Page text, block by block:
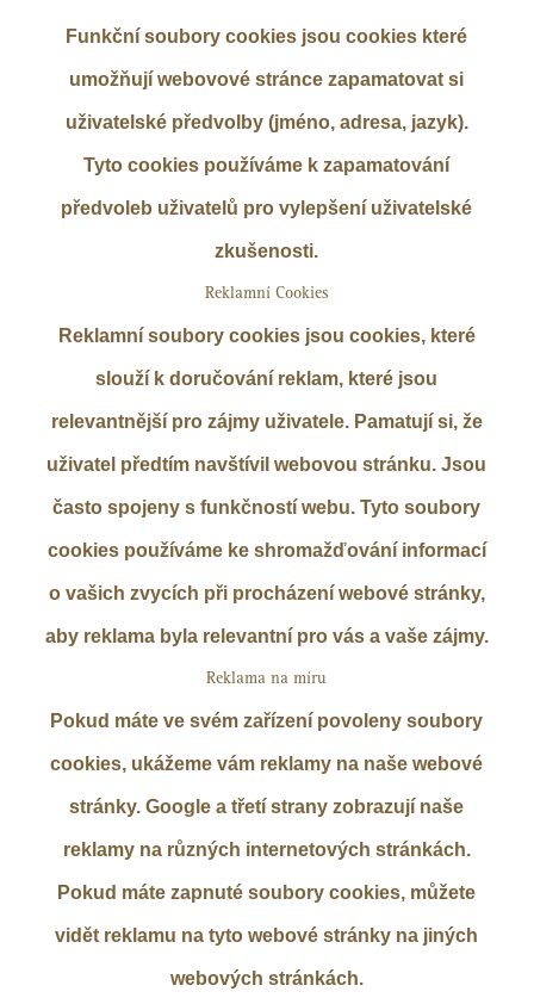
Funkční soubory cookies jsou cookies které
umožňují webovové stránce zapamatovat si
uživatelské předvolby (jméno, adresa, jazyk).
Tyto cookies používáme k zapamatování
předvoleb uživatelů pro vylepšení uživatelské
zkušenosti.
Reklamní Cookies
Reklamní soubory cookies jsou cookies, které
slouží k doručování reklam, které jsou
relevantnější pro zájmy uživatele. Pamatují si, že
uživatel předtím navštívil webovou stránku. Jsou
často spojeny s funkčností webu. Tyto soubory
cookies používáme ke shromažďování informací
o vašich zvycích při procházení webové stránky,
aby reklama byla relevantní pro vás a vaše zájmy.
Reklama na míru
Pokud máte ve svém zařízení povoleny soubory
cookies, ukážeme vám reklamy na naše webové
stránky. Google a třetí strany zobrazují naše
reklamy na různých internetových stránkách.
Pokud máte zapnuté soubory cookies, můžete
vidět reklamu na tyto webové stránky na jiných
webových stránkách.